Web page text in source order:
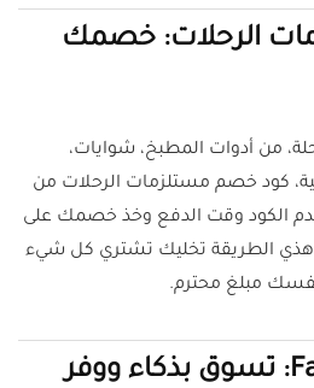
الرحلات: خصمك
من أدوات المطبخ، شوايات،
كود خصم مستلزمات الرحلات من
الكود وقت الدفع وخذ خصمك على
هذي الطريقة تخليك تشتري كل شيء
مبلغ محترم.
كوبون Fayafi Dirati: تسوق بذكاء ووفر